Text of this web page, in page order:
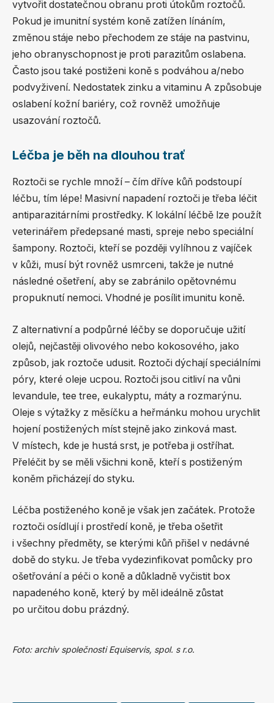
vytvořit dostatečnou obranu proti útokům roztočů.
Pokud je imunitní systém koně zatížen línáním,
změnou stáje nebo přechodem ze stáje na pastvinu,
jeho obranyschopnost je proti parazitům oslabena.
Často jsou také postiženi koně s podváhou a/nebo
podvyživení. Nedostatek zinku a vitaminu A způsobuje
oslabení kožní bariéry, což rovněž umožňuje
usazování roztočů.
Léčba je běh na dlouhou trať
Roztoči se rychle množí – čím dříve kůň podstoupí
léčbu, tím lépe! Masivní napadení roztoči je třeba léčit
antiparazitárními prostředky. K lokální léčbě lze použít
veterinářem předepsané masti, spreje nebo speciální
šampony. Roztoči, kteří se později vylíhnou z vajíček
v kůži, musí být rovněž usmrceni, takže je nutné
následné ošetření, aby se zabránilo opětovnému
propuknutí nemoci. Vhodné je posílit imunitu koně.
Z alternativní a podpůrné léčby se doporučuje užití
olejů, nejčastěji olivového nebo kokosového, jako
způsob, jak roztoče udusit. Roztoči dýchají speciálními
póry, které oleje ucpou. Roztoči jsou citliví na vůni
levandule, tee tree, eukalyptu, máty a rozmarýnu.
Oleje s výtažky z měsíčku a heřmánku mohou urychlit
hojení postižených míst stejně jako zinková mast.
V místech, kde je hustá srst, je potřeba ji ostříhat.
Přeléčit by se měli všichni koně, kteří s postiženým
koněm přicházejí do styku.
Léčba postiženého koně je však jen začátek. Protože
roztoči osídlují i prostředí koně, je třeba ošetřit
i všechny předměty, se kterými kůň přišel v nedávné
době do styku. Je třeba vydezinfikovat pomůcky pro
ošetřování a péči o koně a důkladně vyčistit box
napadeného koně, který by měl ideálně zůstat
po určitou dobu prázdný.
Foto: archiv společnosti Equiservis, spol. s r.o.